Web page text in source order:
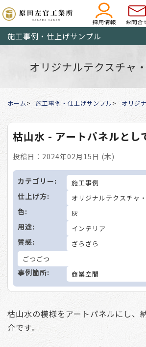
施工事例・仕上げサンプル
オリジナルテクスチャ
ホーム 施工事例・仕上げサンプル オリジ
枯山水 - アートパネルとし
投稿日：2024年02月15日 (木)
カテゴリー: 施工事例
仕上げ方: オリジナルテクスチャ
色: 灰
用途: インテリア
質感: ざらざら
ごつごつ
事例箇所: 商業空間
枯山水の模様をアートパネルにし、
介です。